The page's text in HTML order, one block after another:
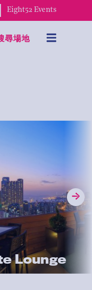
Eight52 Events
尋場地